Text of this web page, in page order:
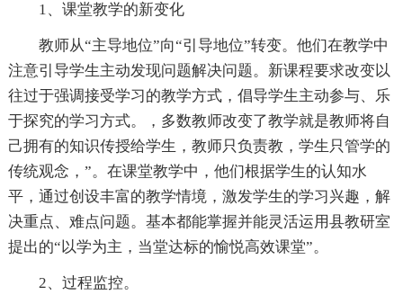
1、课堂教学的新变化
教师从“主导地位”向“引导地位”转变。他们在教学中
注意引导学生主动发现问题解决问题。新课程要求改变以
往过于强调接受学习的教学方式，倡导学生主动参与、乐
于探究的学习方式。，多数教师改变了教学就是教师将自
己拥有的知识传授给学生，教师只负责教，学生只管学的
传统观念，”。在课堂教学中，他们根据学生的认知水
平，通过创设丰富的教学情境，激发学生的学习兴趣，解
决重点、难点问题。基本都能掌握并能灵活运用县教研室
提出的“以学为主，当堂达标的愉悦高效课堂”。
2、过程监控。